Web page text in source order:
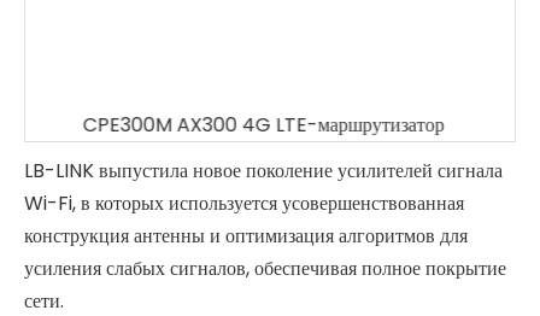
CPE300M AX300 4G LTE-маршрутизатор
LB-LINK выпустила новое поколение усилителей сигнала
Wi-Fi, в которых используется усовершенствованная
конструкция антенны и оптимизация алгоритмов для
усиления слабых сигналов, обеспечивая полное покрытие
сети.